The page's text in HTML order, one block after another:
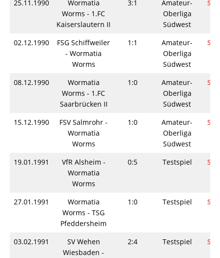
25.11.1990
Wormatia
Worms - 1.FC
Kaiserslautern II
3:1
Amateur-
Oberliga
Südwest
02.12.1990
FSG Schiffweiler
- Wormatia
Worms
1:1
Amateur-
Oberliga
Südwest
08.12.1990
Wormatia
Worms - 1.FC
Saarbrücken II
1:0
Amateur-
Oberliga
Südwest
15.12.1990
FSV Salmrohr -
Wormatia
Worms
1:0
Amateur-
Oberliga
Südwest
19.01.1991
VfR Alsheim -
Wormatia
Worms
0:5 Testspiel
27.01.1991
Wormatia
Worms - TSG
Pfeddersheim
1:0 Testspiel
03.02.1991
SV Wehen
Wiesbaden -
2:4 Testspiel